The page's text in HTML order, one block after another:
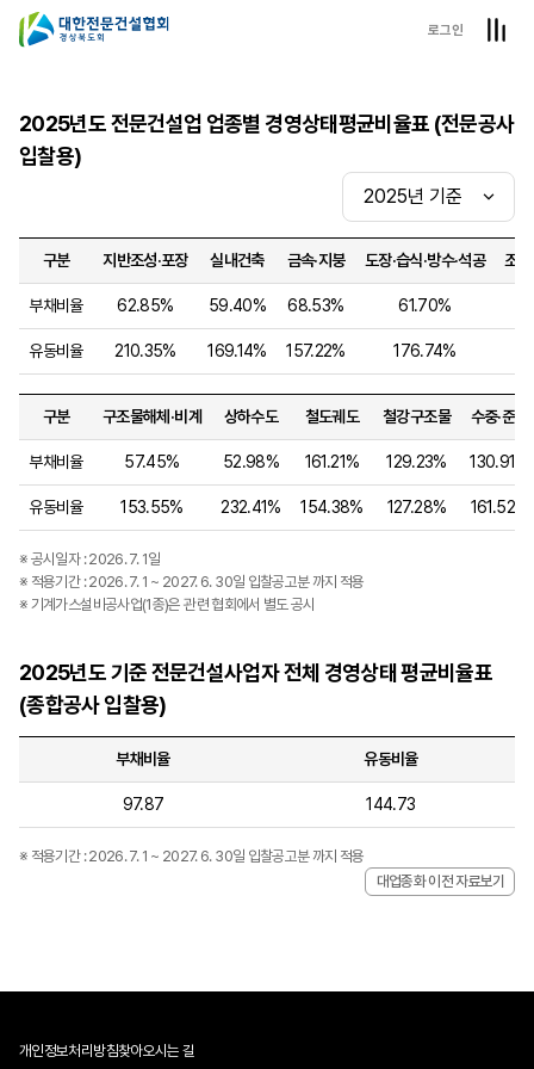
로그인
2025년도 전문건설업 업종별 경영상태평균비율표 (전문공사
입찰용)
구분 지반조성·포장 실내건축 금속·지붕 도장·습식·방수·석공 조
부채비율 62.85% 59.40% 68.53% 61.70%
유동비율 210.35% 169.14% 157.22% 176.74%
구분 구조물해체·비계 상하수도 철도궤도 철강구조물 수중·준설
부채비율 57.45% 52.98% 161.21% 129.23% 130.91%
유동비율 153.55% 232.41% 154.38% 127.28% 161.52%
※ 공시일자 : 2026. 7. 1일
※ 적용기간 : 2026. 7. 1 ~ 2027. 6. 30일 입찰공고분 까지 적용
※ 기계가스설비공사업(1종)은 관련 협회에서 별도 공시
2025년도 기준 전문건설사업자 전체 경영상태 평균비율표
(종합공사 입찰용)
부채비율 유동비율
97.87 144.73
※ 적용기간 : 2026. 7. 1 ~ 2027. 6. 30일 입찰공고분 까지 적용
대업종화 이전 자료보기
개인정보처리방침찾아오시는 길